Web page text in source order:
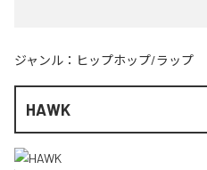
ジャンル： ヒップホップ/ラップ
HAWK